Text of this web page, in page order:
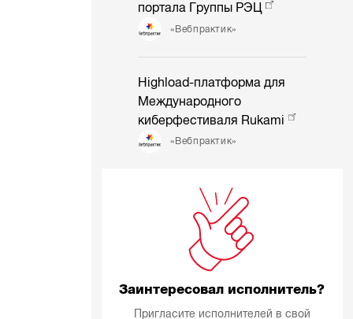
портала Группы РЭЦ
«Вебпрактик»
Highload-платформа для
Международного
киберфестиваля Rukami
«Вебпрактик»
Заинтересовал исполнитель?
Пригласите исполнителей в свой